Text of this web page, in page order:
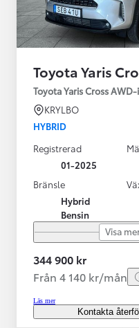
Toyota Yaris
Toyota Yaris Cross
KRYLBO
HYBRID
Registrerad
01-2025
Bränsle
Hybrid
Bensin
Visa
344 900 kr
Från 4 140 kr/mån
Läs mer
Kontakta